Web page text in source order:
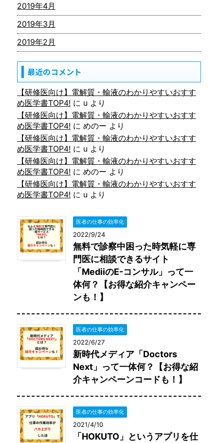
2019年4月
2019年3月
2019年2月
最近のコメント
【研修医向け】電解質・輸液のわかりやすいおすす
め医学書TOP4! に u より
【研修医向け】電解質・輸液のわかりやすいおすす
め医学書TOP4! に めのー より
【研修医向け】電解質・輸液のわかりやすいおすす
め医学書TOP4! に u より
【研修医向け】電解質・輸液のわかりやすいおすす
め医学書TOP4! に めのー より
【研修医向け】電解質・輸液のわかりやすいおすす
め医学書TOP4! に u より
医者の仕事の効率化
2022/9/24
無料で診察中困った時気軽に専
門医に相談できるサイト
「MediiのE-コンサル」って一
体何？【お得な紹介キャンペー
ンも！】
医者の仕事の効率化
2022/6/27
新時代メディア「Doctors
Next」って一体何？【お得な紹
介キャンペーンコードも！】
医者の仕事の効率化
2021/4/10
「HOKUTO」というアプリを仕